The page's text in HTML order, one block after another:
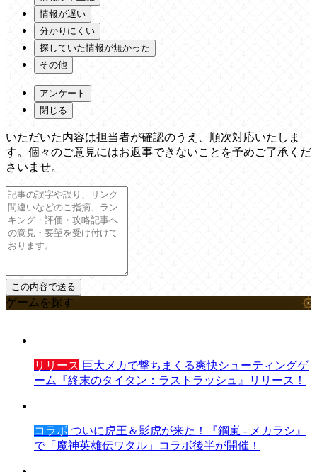
情報が遅い
分かりにくい
探していた情報が無かった
その他
アンケート
閉じる
いただいた内容は担当者が確認のうえ、順次対応いたしま
す。個々のご意見にはお返事できないことを予めご了承くだ
さいませ。
ゲームを探す
リリース 巨大メカで撃ちまくる爽快シューティングゲ
ーム『終末のタイタン：ラストラッシュ』リリース！
コラボ ついに虎王＆影虎が来た！『鋼嵐 - メカラシ』
で「魔神英雄伝ワタル」コラボ後半が開催！